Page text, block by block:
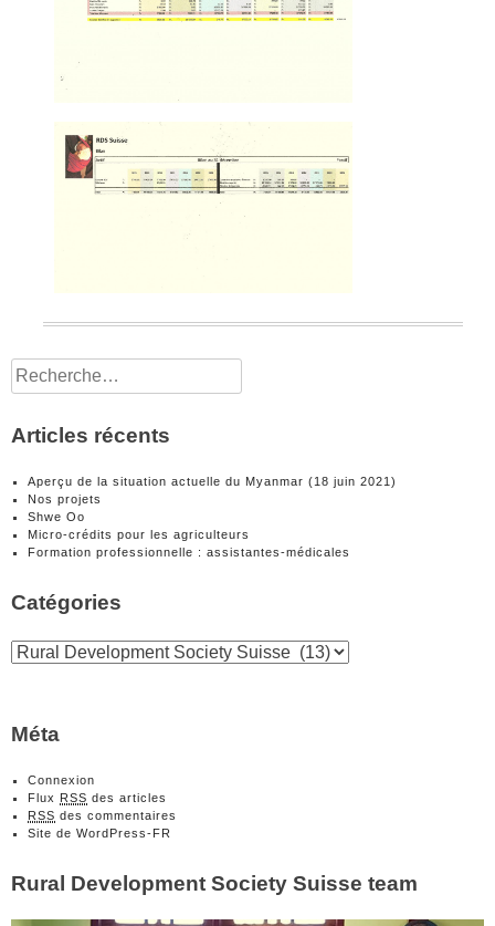
Rechercher :
Articles récents
Aperçu de la situation actuelle du Myanmar (18 juin 2021)
Nos projets
Shwe Oo
Micro-crédits pour les agriculteurs
Formation professionnelle : assistantes-médicales
Catégories
Catégories
Méta
Connexion
Flux RSS des articles
RSS des commentaires
Site de WordPress-FR
Rural Development Society Suisse team